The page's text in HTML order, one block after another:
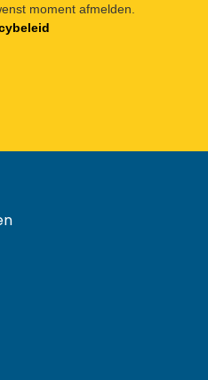
moment afmelden.